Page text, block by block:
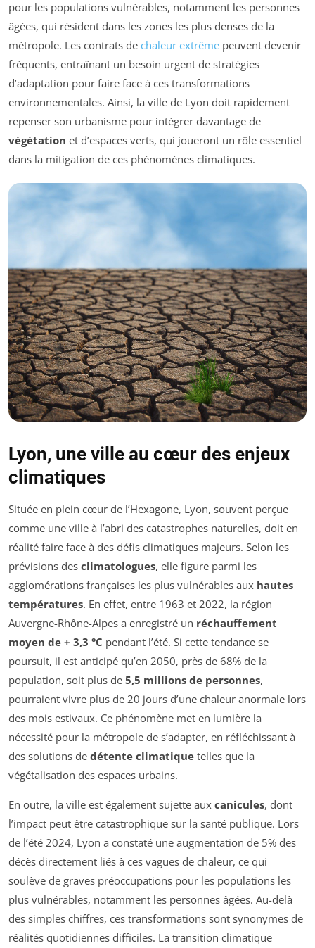
pour les populations vulnérables, notamment les personnes
âgées, qui résident dans les zones les plus denses de la
métropole. Les contrats de chaleur extrême peuvent devenir
fréquents, entraînant un besoin urgent de stratégies
d’adaptation pour faire face à ces transformations
environnementales. Ainsi, la ville de Lyon doit rapidement
repenser son urbanisme pour intégrer davantage de
végétation et d’espaces verts, qui joueront un rôle essentiel
dans la mitigation de ces phénomènes climatiques.
Lyon, une ville au cœur des enjeux
climatiques
Située en plein cœur de l’Hexagone, Lyon, souvent perçue
comme une ville à l’abri des catastrophes naturelles, doit en
réalité faire face à des défis climatiques majeurs. Selon les
prévisions des climatologues, elle figure parmi les
agglomérations françaises les plus vulnérables aux hautes
températures. En effet, entre 1963 et 2022, la région
Auvergne-Rhône-Alpes a enregistré un réchauffement
moyen de + 3,3 °C pendant l’été. Si cette tendance se
poursuit, il est anticipé qu’en 2050, près de 68% de la
population, soit plus de 5,5 millions de personnes,
pourraient vivre plus de 20 jours d’une chaleur anormale lors
des mois estivaux. Ce phénomène met en lumière la
nécessité pour la métropole de s’adapter, en réfléchissant à
des solutions de détente climatique telles que la
végétalisation des espaces urbains.
En outre, la ville est également sujette aux canicules, dont
l’impact peut être catastrophique sur la santé publique. Lors
de l’été 2024, Lyon a constaté une augmentation de 5% des
décès directement liés à ces vagues de chaleur, ce qui
soulève de graves préoccupations pour les populations les
plus vulnérables, notamment les personnes âgées. Au-delà
des simples chiffres, ces transformations sont synonymes de
réalités quotidiennes difficiles. La transition climatique